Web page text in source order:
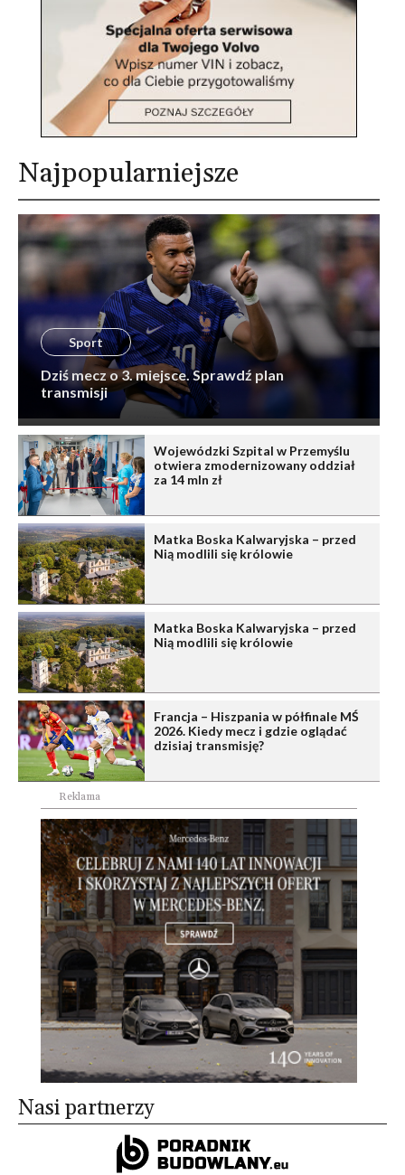
Najpopularniejsze
Sport
Dziś mecz o 3. miejsce. Sprawdź plan
transmisji
Wojewódzki Szpital w Przemyślu
otwiera zmodernizowany oddział
za 14 mln zł
Matka Boska Kalwaryjska – przed
Nią modlili się królowie
Matka Boska Kalwaryjska – przed
Nią modlili się królowie
Francja – Hiszpania w półfinale MŚ
2026. Kiedy mecz i gdzie oglądać
dzisiaj transmisję?
Reklama
Nasi partnerzy